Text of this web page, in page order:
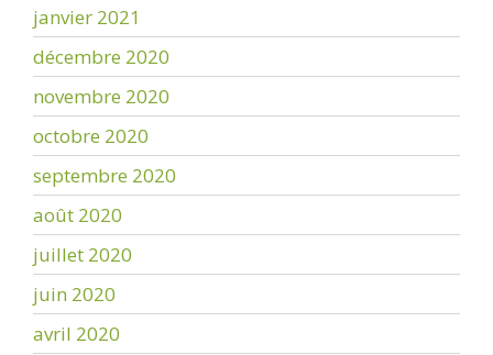
janvier 2021
décembre 2020
novembre 2020
octobre 2020
septembre 2020
août 2020
juillet 2020
juin 2020
avril 2020